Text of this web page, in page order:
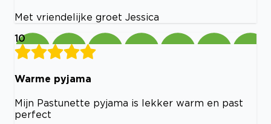
Met vriendelijke groet Jessica
10
Warme pyjama
Mijn Pastunette pyjama is lekker warm en past
perfect